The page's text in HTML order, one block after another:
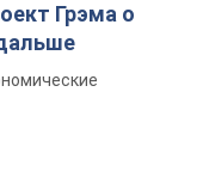
Грэма о